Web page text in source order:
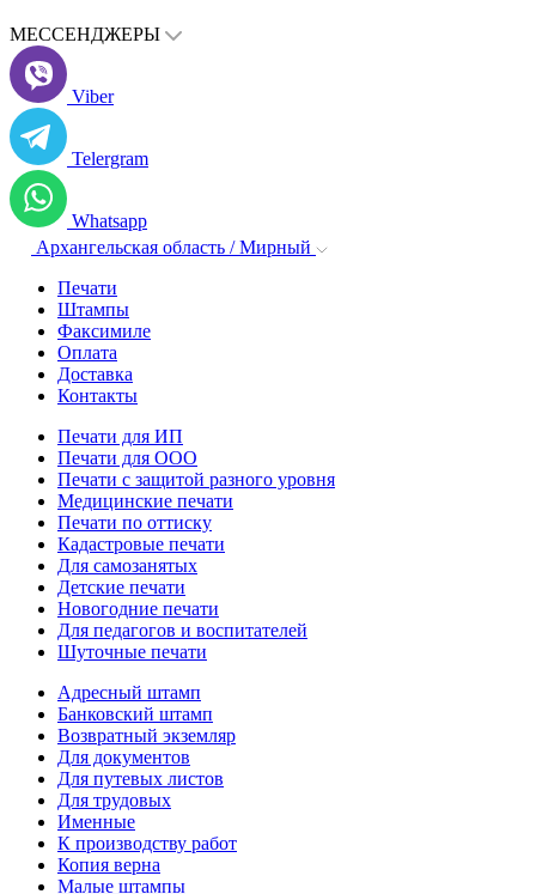
МЕССЕНДЖЕРЫ
Viber
Telergram
Whatsapp
Архангельская область / Мирный
Печати
Штампы
Факсимиле
Оплата
Доставка
Контакты
Печати для ИП
Печати для ООО
Печати с защитой разного уровня
Медицинские печати
Печати по оттиску
Кадастровые печати
Для самозанятых
Детские печати
Новогодние печати
Для педагогов и воспитателей
Шуточные печати
Адресный штамп
Банковский штамп
Возвратный экземляр
Для документов
Для путевых листов
Для трудовых
Именные
К производству работ
Копия верна
Малые штампы